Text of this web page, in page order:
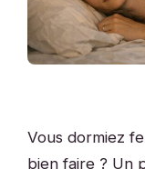
Vous dormiez
bien faire ? Un